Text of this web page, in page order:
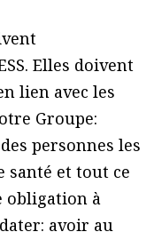
Elles doivent
lien avec les
Groupe:
personnes les
santé et tout ce
obligation à
avoir au